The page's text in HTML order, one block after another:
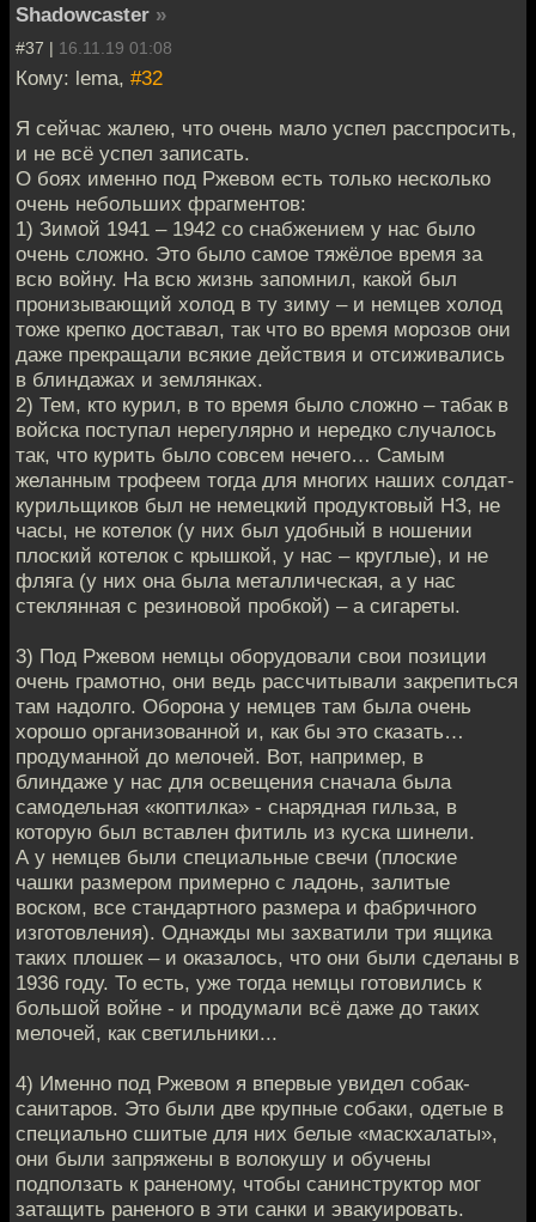
Shadowcaster »
#37 | 16.11.19 01:08
Кому: lema, #32
Я сейчас жалею, что очень мало успел расспросить,
и не всё успел записать.
О боях именно под Ржевом есть только несколько
очень небольших фрагментов:
1) Зимой 1941 – 1942 со снабжением у нас было
очень сложно. Это было самое тяжёлое время за
всю войну. На всю жизнь запомнил, какой был
пронизывающий холод в ту зиму – и немцев холод
тоже крепко доставал, так что во время морозов они
даже прекращали всякие действия и отсиживались
в блиндажах и землянках.
2) Тем, кто курил, в то время было сложно – табак в
войска поступал нерегулярно и нередко случалось
так, что курить было совсем нечего… Самым
желанным трофеем тогда для многих наших солдат-
курильщиков был не немецкий продуктовый НЗ, не
часы, не котелок (у них был удобный в ношении
плоский котелок с крышкой, у нас – круглые), и не
фляга (у них она была металлическая, а у нас
стеклянная с резиновой пробкой) – а сигареты.
3) Под Ржевом немцы оборудовали свои позиции
очень грамотно, они ведь рассчитывали закрепиться
там надолго. Оборона у немцев там была очень
хорошо организованной и, как бы это сказать…
продуманной до мелочей. Вот, например, в
блиндаже у нас для освещения сначала была
самодельная «коптилка» - снарядная гильза, в
которую был вставлен фитиль из куска шинели.
А у немцев были специальные свечи (плоские
чашки размером примерно с ладонь, залитые
воском, все стандартного размера и фабричного
изготовления). Однажды мы захватили три ящика
таких плошек – и оказалось, что они были сделаны в
1936 году. То есть, уже тогда немцы готовились к
большой войне - и продумали всё даже до таких
мелочей, как светильники...
4) Именно под Ржевом я впервые увидел собак-
санитаров. Это были две крупные собаки, одетые в
специально сшитые для них белые «маскхалаты»,
они были запряжены в волокушу и обучены
подползать к раненому, чтобы санинструктор мог
затащить раненого в эти санки и эвакуировать.